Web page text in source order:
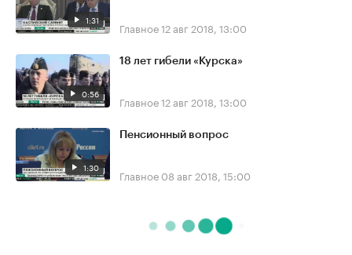
1:31 Главное12 авг 2018, 13:00
0:56
18 лет гибели «Курска»
Главное12 авг 2018, 13:00
1:30
Пенсионный вопрос
Главное 08 авг 2018, 15:00